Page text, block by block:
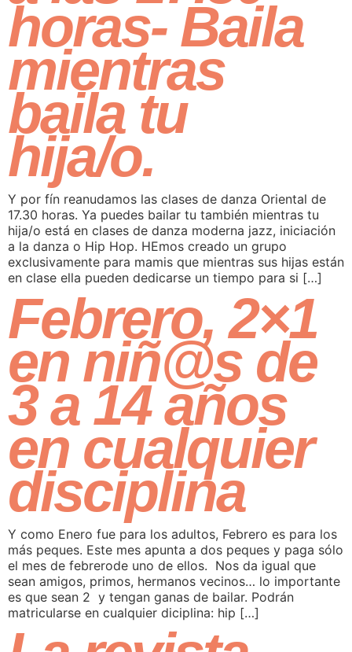
horas- Baila
mientras
baila tu
hija/o.
Y por fín reanudamos las clases de danza Oriental de
17.30 horas. Ya puedes bailar tu también mientras tu
hija/o está en clases de danza moderna jazz, iniciación
a la danza o Hip Hop. HEmos creado un grupo
exclusivamente para mamis que mientras sus hijas están
en clase ella pueden dedicarse un tiempo para si […]
Febrero, 2×1
en niñ@s de
3 a 14 años
en cualquier
disciplina
Y como Enero fue para los adultos, Febrero es para los
más peques. Este mes apunta a dos peques y paga sólo
el mes de febrerode uno de ellos. Nos da igual que
sean amigos, primos, hermanos vecinos… lo importante
es que sean 2 y tengan ganas de bailar. Podrán
matricularse en cualquier diciplina: hip […]